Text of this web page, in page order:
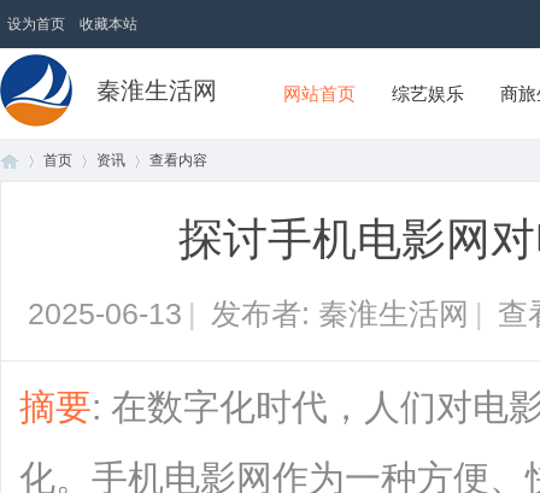
设为首页 收藏本站
秦淮生活网 网站首页 综艺娱乐 商
首页 资讯 查看内容
探讨手机电影网
2025-06-13 | 发布者: 秦淮生活网 | 查
摘要: 在数字化时代，人们对电
化。手机电影网作为一种方便